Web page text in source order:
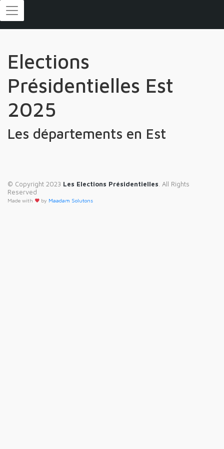
Elections
Présidentielles Est
2025
Les départements en Est
© Copyright 2023 Les Elections Présidentielles . All Rights
Reserved
Made with by Maadam Solutons